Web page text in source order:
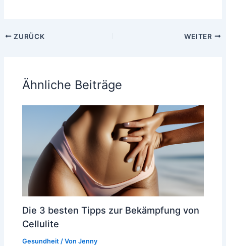
ZURÜCK WEITER
Ähnliche Beiträge
Die 3 besten Tipps zur Bekämpfung von
Cellulite
Gesundheit / VonJenny